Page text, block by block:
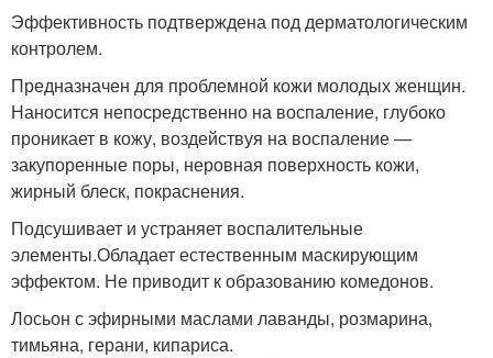
Эффективность подтверждена под дерматологическим
контролем.
Предназначен для проблемной кожи молодых женщин.
Наносится непосредственно на воспаление, глубоко
проникает в кожу, воздействуя на воспаление —
закупоренные поры, неровная поверхность кожи,
жирный блеск, покраснения.
Подсушивает и устраняет воспалительные
элементы.Обладает естественным маскирующим
эффектом. Не приводит к образованию комедонов.
Лосьон с эфирными маслами лаванды, розмарина,
тимьяна, герани, кипариса.